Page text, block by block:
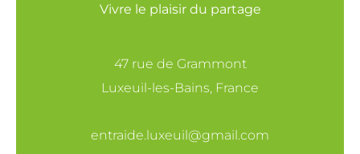
Vivre le plaisir du partage
47 rue de Grammont
Luxeuil-les-Bains, France
entraide.luxeuil@gmail.com